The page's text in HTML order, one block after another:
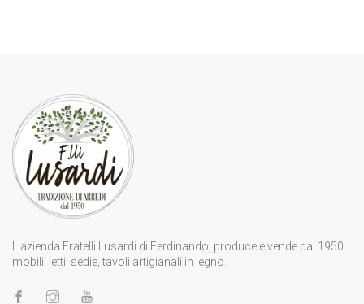
L'azienda Fratelli Lusardi di Ferdinando, produce e vende dal 1950
mobili, letti, sedie, tavoli artigianali in legno.